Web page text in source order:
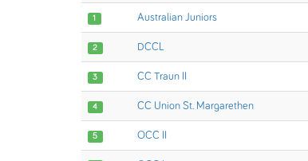
1 Australian Juniors
2 DCCL
3 CC Traun II
4 CC Union St. Margarethen
5 OCC II